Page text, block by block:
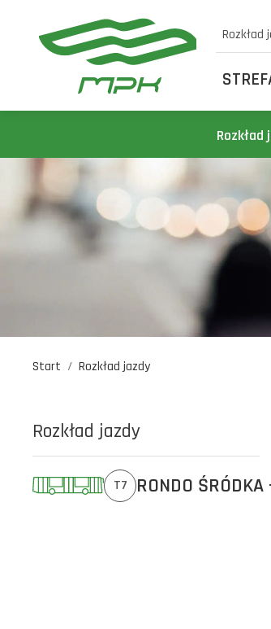
Rozkład
Rozkład
Start Rozkład jazdy
Rozkład jazdy
T7 RONDO